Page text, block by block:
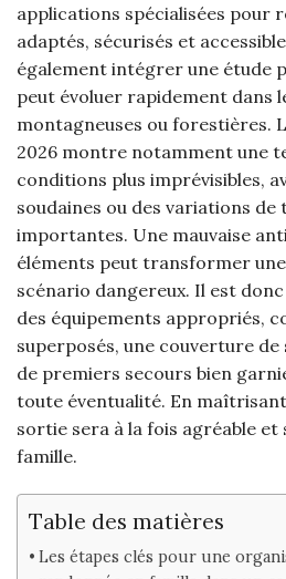
applications spécialisées pour
adaptés, sécurisés et
également intégrer une étude
peut évoluer rapidement dans
montagneuses ou forestières.
2026 montre notamment une
conditions plus imprévisibles,
soudaines ou des variations
importantes. Une mauvaise
éléments peut transformer
scénario dangereux. Il est
des équipements appropriés,
superposés, une couverture
de premiers secours bien
toute éventualité. En
sortie sera à la fois agréable
famille.
Table des matières
Les étapes clés pour une